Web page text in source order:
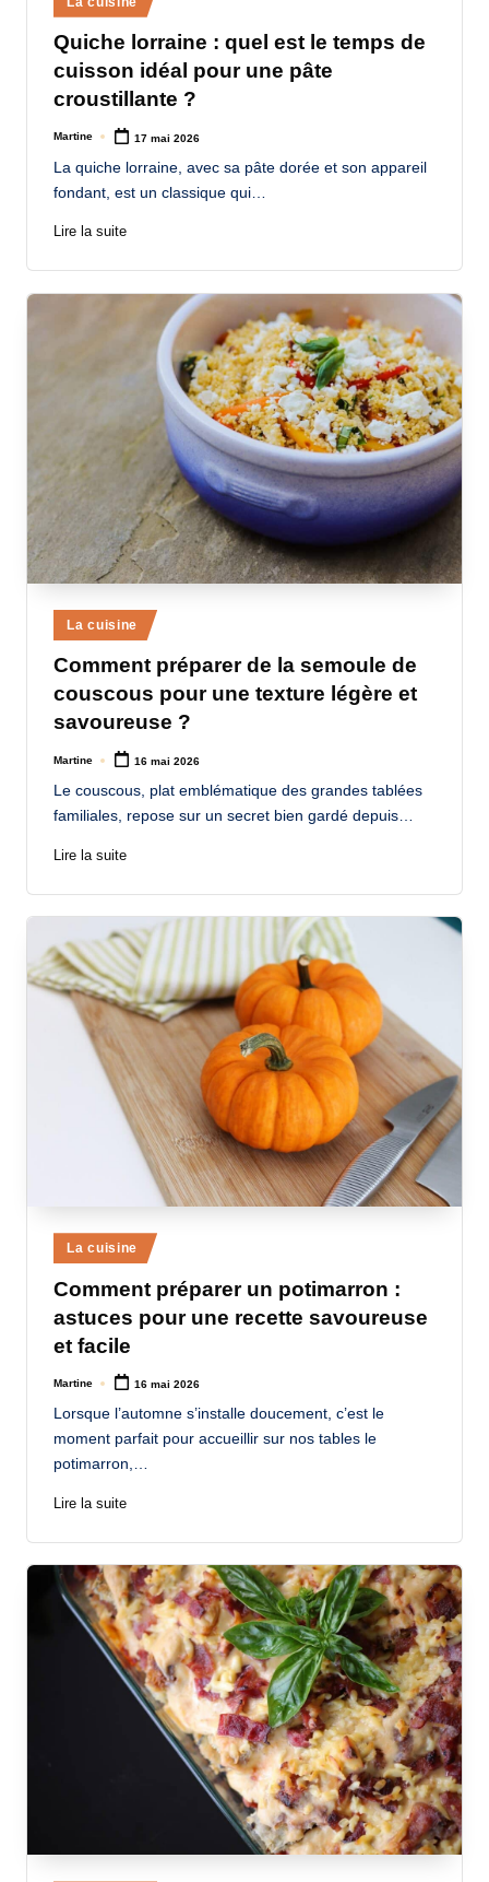
in
Quiche lorraine : quel est le temps de
cuisson idéal pour une pâte
croustillante ?
Posted
Martine 17 mai 2026
La quiche lorraine, avec sa pâte dorée et son appareil
fondant, est un classique qui…
Lire la suite
Posted
in
La cuisine
Comment préparer de la semoule de
couscous pour une texture légère et
savoureuse ?
Posted
Martine 16 mai 2026
Le couscous, plat emblématique des grandes tablées
familiales, repose sur un secret bien gardé depuis…
Lire la suite
Posted
in
La cuisine
Comment préparer un potimarron :
astuces pour une recette savoureuse
et facile
Posted
Martine 16 mai 2026
Lorsque l’automne s’installe doucement, c’est le
moment parfait pour accueillir sur nos tables le
potimarron,…
Lire la suite